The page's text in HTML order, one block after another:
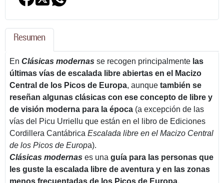
Resumen
En Clásicas modernas se recogen principalmente las
últimas vías de escalada libre abiertas en el Macizo
Central de los Picos de Europa, aunque también se
reseñan algunas clásicas con ese concepto de libre y
de visión moderna para la época (a excepción de las
vías del Picu Urriellu que están en el libro de Ediciones
Cordillera Cantábrica Escalada libre en el Macizo Central
de los Picos de Europa).
Clásicas modernas es una guía para las personas que
les guste la escalada libre de aventura y en las zonas
menos frecuentadas de los Picos de Europa.